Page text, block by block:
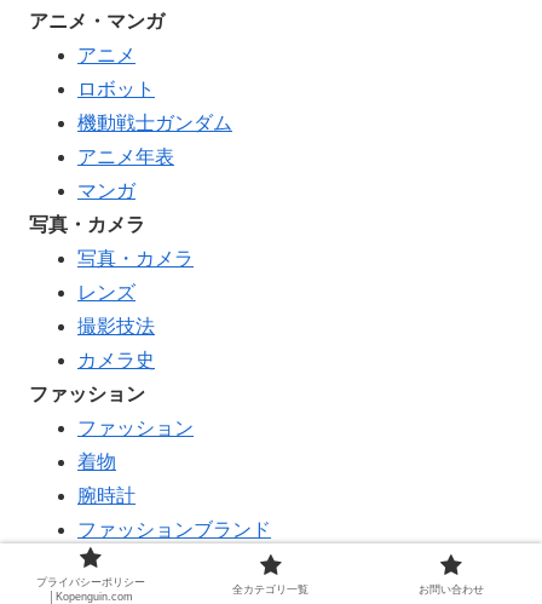
アニメ・マンガ
アニメ
ロボット
機動戦士ガンダム
アニメ年表
マンガ
写真・カメラ
写真・カメラ
レンズ
撮影技法
カメラ史
ファッション
ファッション
着物
腕時計
ファッションブランド
服飾史
学び・DIY
プライバシーポリシー
│Kopenguin.com
全カテゴリ一覧 お問い合わせ